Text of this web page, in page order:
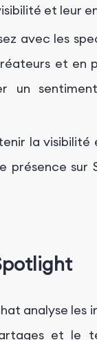
et leur
avec les
et en
un
la visibilité
sur
analyse les
et le